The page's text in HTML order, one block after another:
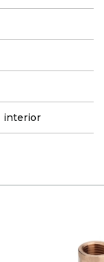
interior